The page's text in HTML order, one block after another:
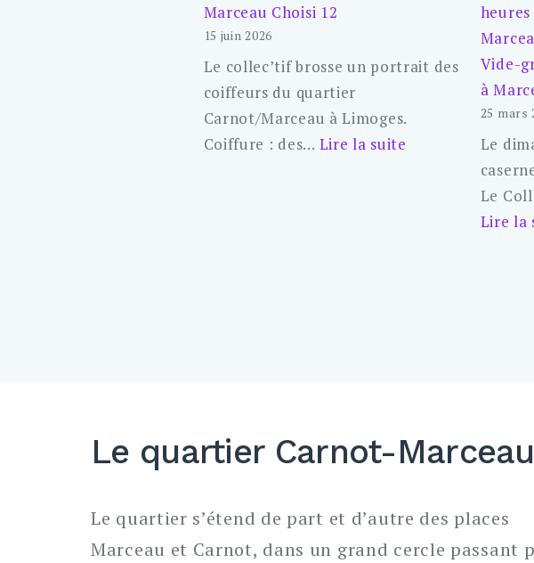
Marceau Choisi 12
15 juin 2026
Le collec’tif brosse un portrait des
coiffeurs du quartier
Carnot/Marceau à Limoges.
Coiffure : des… Lire la suite
Vide-
à
25 mars
Le
Le
Lire la
Le quartier Carnot-Marceau
Le quartier s’étend de part et d’autre des places
Marceau et Carnot, dans un grand cercle passant